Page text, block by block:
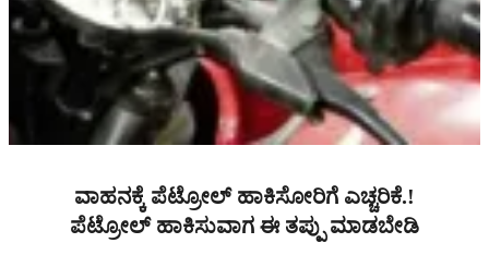
ವಾಹನಕ್ಕೆ ಪೆಟ್ರೋಲ್ ಹಾಕಿಸೋರಿಗೆ ಎಚ್ಚರಿಕೆ.!
ಪೆಟ್ರೋಲ್ ಹಾಕಿಸುವಾಗ ಈ ತಪ್ಪು ಮಾಡಬೇಡಿ